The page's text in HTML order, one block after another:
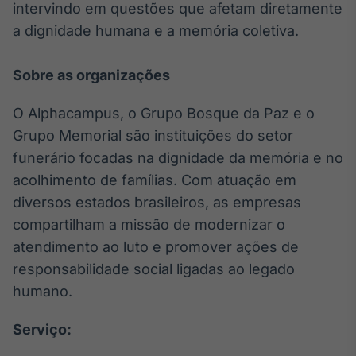
intervindo em questões que afetam diretamente
a dignidade humana e a memória coletiva.
Sobre as organizações
O Alphacampus, o Grupo Bosque da Paz e o
Grupo Memorial são instituições do setor
funerário focadas na dignidade da memória e no
acolhimento de famílias. Com atuação em
diversos estados brasileiros, as empresas
compartilham a missão de modernizar o
atendimento ao luto e promover ações de
responsabilidade social ligadas ao legado
humano.
Serviço: